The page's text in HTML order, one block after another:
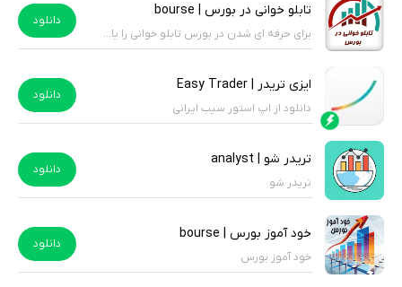
تابلو خوانی در بورس | bourse
برای حرفه ای شدن در بورس تابلو خوانی را یاد بگیرید.
دانلود
ایزی تریدر | Easy Trader
دانلود از اپ استور سیب ایرانی
دانلود
تریدر شو | analyst
تریدر شو
دانلود
خود آموز بورس | bourse
خود آموز بورس
دانلود